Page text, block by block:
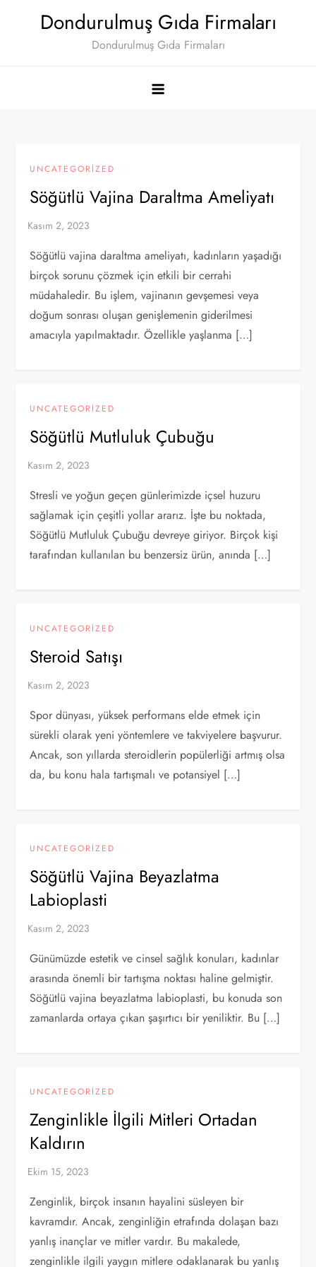
Dondurulmuş Gıda Firmaları
Dondurulmuş Gıda Firmaları
UNCATEGORIZED
Söğütlü Vajina Daraltma Ameliyatı
Söğütlü vajina daraltma ameliyatı, kadınların yaşadığı
birçok sorunu çözmek için etkili bir cerrahi
müdahaledir. Bu işlem, vajinanın gevşemesi veya
doğum sonrası oluşan genişlemenin giderilmesi
amacıyla yapılmaktadır. Özellikle yaşlanma […]
UNCATEGORIZED
Söğütlü Mutluluk Çubuğu
Stresli ve yoğun geçen günlerimizde içsel huzuru
sağlamak için çeşitli yollar ararız. İşte bu noktada,
Söğütlü Mutluluk Çubuğu devreye giriyor. Birçok kişi
tarafından kullanılan bu benzersiz ürün, anında […]
UNCATEGORIZED
Steroid Satışı
Spor dünyası, yüksek performans elde etmek için
sürekli olarak yeni yöntemlere ve takviyelere başvurur.
Ancak, son yıllarda steroidlerin popülerliği artmış olsa
da, bu konu hala tartışmalı ve potansiyel […]
UNCATEGORIZED
Söğütlü Vajina Beyazlatma
Labioplasti
Günümüzde estetik ve cinsel sağlık konuları, kadınlar
arasında önemli bir tartışma noktası haline gelmiştir.
Söğütlü vajina beyazlatma labioplasti, bu konuda son
zamanlarda ortaya çıkan şaşırtıcı bir yeniliktir. Bu […]
UNCATEGORIZED
Zenginlikle İlgili Mitleri Ortadan
Kaldırın
Zenginlik, birçok insanın hayalini süsleyen bir
kavramdır. Ancak, zenginliğin etrafında dolaşan bazı
yanlış inançlar ve mitler vardır. Bu makalede,
zenginlikle ilgili yaygın mitlere odaklanarak bu yanlış